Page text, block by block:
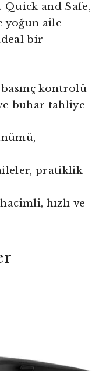
Quick and Safe,
yoğun aile
bir
kontrolü
buhar tahliye
pratiklik
hızlı ve